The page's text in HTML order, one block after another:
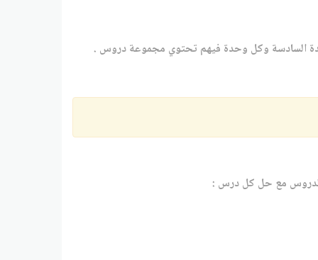
السادسة وكل وحدة فيهم تحتوي مجموعة دروس .
الدروس مع حل كل درس :